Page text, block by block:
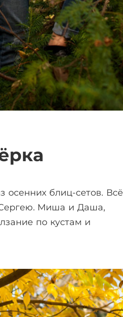
осенних блиц-сетов. Всё
Миша и Даша,
по кустам и